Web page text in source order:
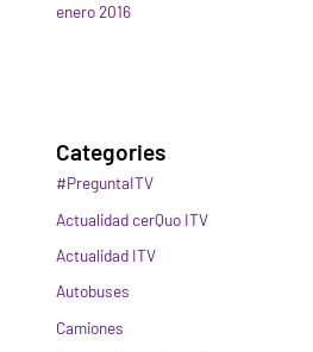
enero 2016
Categories
#PreguntaITV
Actualidad cerQuo ITV
Actualidad ITV
Autobuses
Camiones